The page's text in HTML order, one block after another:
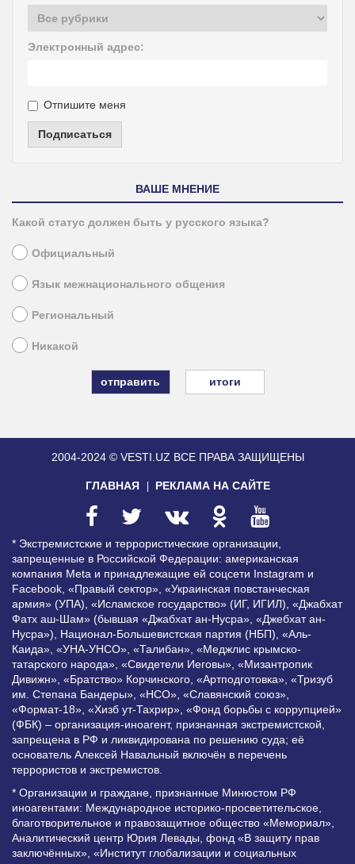
Электронный адрес:
Отпишите меня
Подписаться
ВАШЕ МНЕНИЕ
Какой статус должен быть у русского языка?
Официальный
Язык межнационального общения
Региональный
Никакой
итоги
2004-2024 © VESTI.UZ ВСЕ ПРАВА ЗАЩИЩЕНЫ
ГЛАВНАЯ РЕКЛАМА НА САЙТЕ
* Экстремистские и террористические организации,
запрещенные в Российской Федерации: американская
компания Meta и принадлежащие ей соцсети Instagram и
Facebook, «Правый сектор», «Украинская повстанческая
армия» (УПА), «Исламское государство» (ИГ, ИГИЛ), «Джабхат
Фатх аш-Шам» (бывшая «Джабхат ан-Нусра», «Джебхат ан-
Нусра»), Национал-Большевистская партия (НБП), «Аль-
Каида», «УНА-УНСО», «Талибан», «Меджлис крымско-
татарского народа», «Свидетели Иеговы», «Мизантропик
Дивижн», «Братство» Корчинского, «Артподготовка», «Тризуб
им. Степана Бандеры», «НСО», «Славянский союз»,
«Формат-18», «Хизб ут-Тахрир», «Фонд борьбы с коррупцией»
(ФБК) – организация-иноагент, признанная экстремистской,
запрещена в РФ и ликвидирована по решению суда; её
основатель Алексей Навальный включён в перечень
террористов и экстремистов.
* Организации и граждане, признанные Минюстом РФ
иноагентами: Международное историко-просветительское,
благотворительное и правозащитное общество «Мемориал»,
Аналитический центр Юрия Левады, фонд «В защиту прав
заключённых», «Институт глобализации и социальных